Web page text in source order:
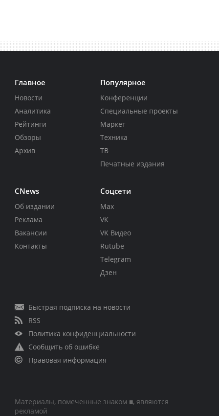
Главное
Новости
Аналитика
Рейтинги
Обзоры
Архив
Популярное
Конференции
Специальные проекты
Маркет
Техника
ТВ
Печатные издания
CNews
Об издании
Реклама
Вакансии
Контакты
Соцсети
Max
VK
VK Видео
Rutube
Telegram
Дзен
Быстрая подписка на новости
RSS
Политика конфиденциальности
Сообщить об ошибке
Правовая информация
Материалы, помеченные знаком ■, являются
рекламой